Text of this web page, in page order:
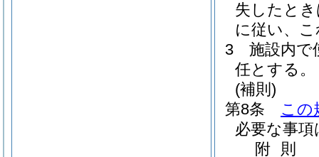
失したと
に従い、
3
施設内で
任とする。
(補則)
第8条
この
必要な事
附 則